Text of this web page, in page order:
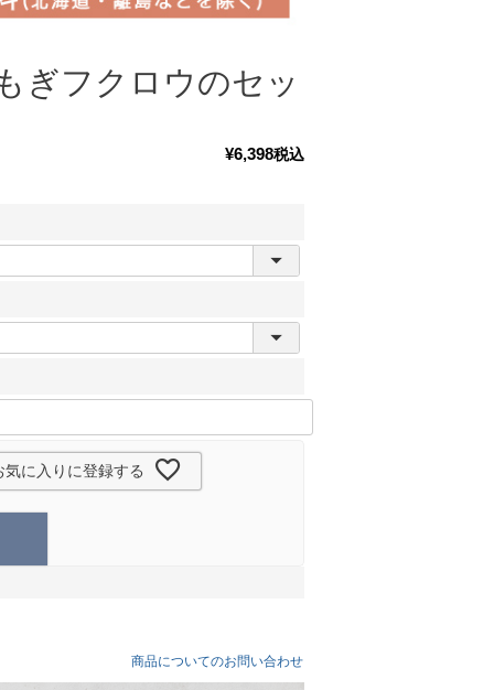
ぎフクロウのセッ
¥6,398税込
気に入りに登録する
商品についてのお問い合わせ